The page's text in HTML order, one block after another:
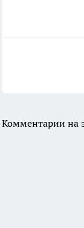
Комментарии на